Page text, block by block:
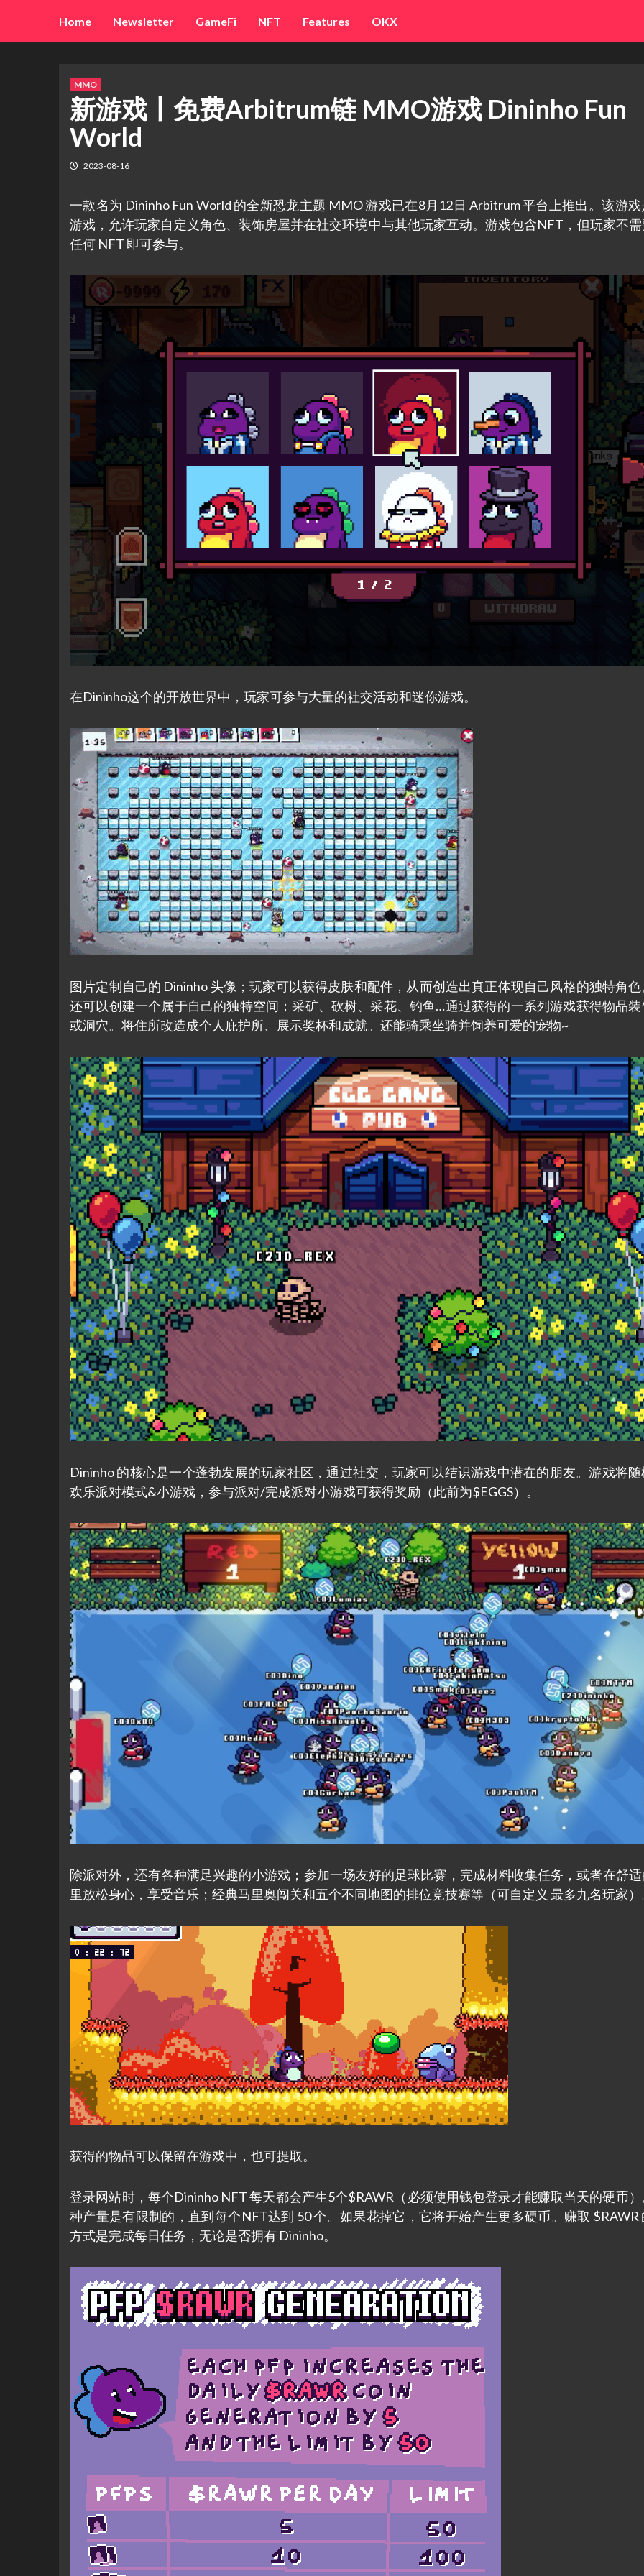
content
Home Newsletter GameFi NFT Features OKX
MMO
新游戏丨免费Arbitrum链 MMO游戏 Dininho Fun
World
2023-08-16
一款名为 Dininho Fun World 的全新恐龙主题 MMO 游戏已在8月12日 Arbitrum 平台上推出。该游
游戏，允许玩家自定义角色、装饰房屋并在社交环境中与其他玩家互动。游戏包含NFT，但玩家不
任何 NFT 即可参与。
在Dininho这个的开放世界中，玩家可参与大量的社交活动和迷你游戏。
图片定制自己的 Dininho 头像；玩家可以获得皮肤和配件，从而创造出真正体现自己风格的独特角
还可以创建一个属于自己的独特空间；采矿、砍树、采花、钓鱼…通过获得的一系列游戏获得物品
或洞穴。将住所改造成个人庇护所、展示奖杯和成就。还能骑乘坐骑并饲养可爱的宠物~
Dininho 的核心是一个蓬勃发展的玩家社区，通过社交，玩家可以结识游戏中潜在的朋友。游戏将
欢乐派对模式&小游戏，参与派对/完成派对小游戏可获得奖励（此前为$EGGS）。
除派对外，还有各种满足兴趣的小游戏；参加一场友好的足球比赛，完成材料收集任务，或者在舒
里放松身心，享受音乐；经典马里奥闯关和五个不同地图的排位竞技赛等（可自定义 最多九名玩家）
获得的物品可以保留在游戏中，也可提取。
登录网站时，每个Dininho NFT 每天都会产生5个$RAWR（必须使用钱包登录才能赚取当天的硬币
种产量是有限制的，直到每个NFT达到 50 个。如果花掉它，它将开始产生更多硬币。赚取 $RAWR
方式是完成每日任务，无论是否拥有 Dininho。